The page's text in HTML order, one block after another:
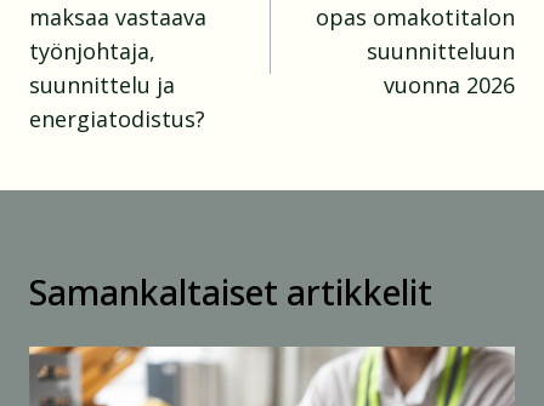
maksaa vastaava
työnjohtaja,
suunnittelu ja
energiatodistus?
opas omakotitalon
suunnitteluun
vuonna 2026
Samankaltaiset artikkelit